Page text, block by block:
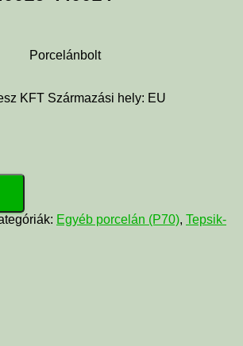
Porcelánbolt
KFT Származási hely: EU
Egyéb porcelán (P70), Tepsik-